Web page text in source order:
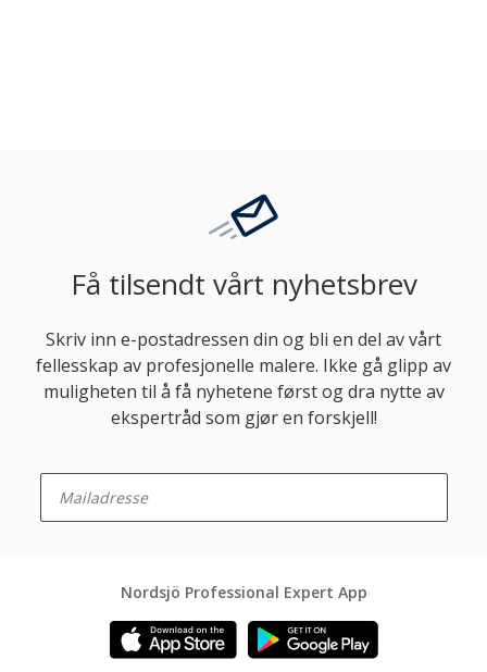
Få tilsendt vårt nyhetsbrev
Skriv inn e-postadressen din og bli en del av vårt
fellesskap av profesjonelle malere. Ikke gå glipp av
muligheten til å få nyhetene først og dra nytte av
ekspertråd som gjør en forskjell!
Nordsjö Professional Expert App